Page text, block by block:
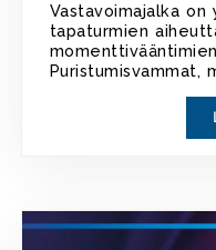
Vastavoimajalka on
tapaturmien
Puristumisvammat,